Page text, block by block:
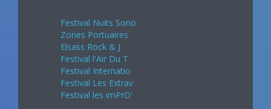
Festival Nuits Sono
Zones Portuaires
Elsass Rock & J
Festival l'Air Du T
Festival Internatio
Festival Les Extrav
Festival les imPrO'